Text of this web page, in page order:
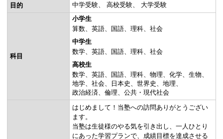
目的 中学受験 高校受験 大学受験
科目
小学生
算数
英語 国語 理科
社会
中学生
数学
英語 国語 理科
社会
高校生
数学
英語 国語 理科 物理 化学
生物
地学
社会 日本史 世界史
地理
政治経済
倫理 公共・現代社会
はじめまして！当塾への訪問ありがとうござい
ます。
当塾は生徒様のやる気を引き出し、一人ひとり
にあった学習プランで、成績目標を達成させる